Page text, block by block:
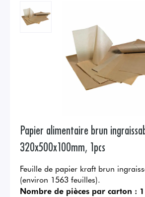
Papier alimentaire brun
320x500x100mm, 1pcs
Feuille de papier kraft brun
(environ 1563 feuilles).
Nombre de pièces par carton : 1